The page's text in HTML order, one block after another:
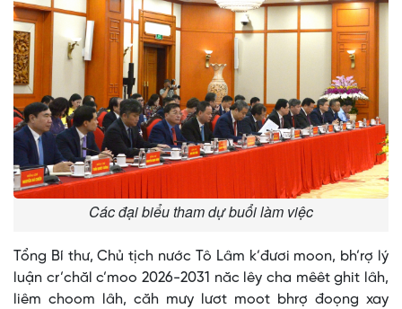
Các đại biểu tham dự buổi làm việc
Tổng Bí thư, Chủ tịch nước Tô Lâm k’đươi moon, bh’rợ lý
luận cr’chăl c’moo 2026-2031 năc lêy cha mêêt ghit lâh,
liêm choom lâh, căh mưy lươt moot bhrợ đoọng xay